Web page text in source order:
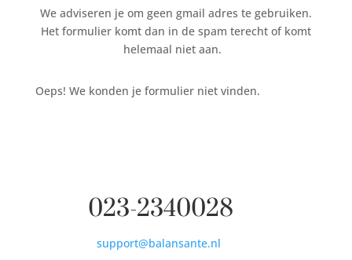
We adviseren je om geen gmail adres te gebruiken.
Het formulier komt dan in de spam terecht of komt
helemaal niet aan.
Oeps! We konden je formulier niet vinden.
023-2340028
support@balansante.nl